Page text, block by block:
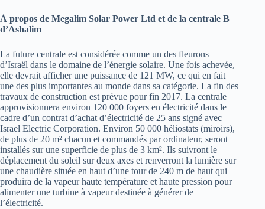
À propos de Megalim Solar Power Ltd et de la centrale B
d’Ashalim
La future centrale est considérée comme un des fleurons
d’Israël dans le domaine de l’énergie solaire. Une fois achevée,
elle devrait afficher une puissance de 121 MW, ce qui en fait
une des plus importantes au monde dans sa catégorie. La fin des
travaux de construction est prévue pour fin 2017. La centrale
approvisionnera environ 120 000 foyers en électricité dans le
cadre d’un contrat d’achat d’électricité de 25 ans signé avec
Israel Electric Corporation. Environ 50 000 héliostats (miroirs),
de plus de 20 m² chacun et commandés par ordinateur, seront
installés sur une superficie de plus de 3 km². Ils suivront le
déplacement du soleil sur deux axes et renverront la lumière sur
une chaudière située en haut d’une tour de 240 m de haut qui
produira de la vapeur haute température et haute pression pour
alimenter une turbine à vapeur destinée à générer de
l’électricité.